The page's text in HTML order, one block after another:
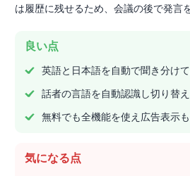
は履歴に残せるため、会議の後で発言
良い点
英語と日本語を自動で聞き分け
話者の言語を自動認識し切り替
無料でも全機能を使え広告表示
気になる点